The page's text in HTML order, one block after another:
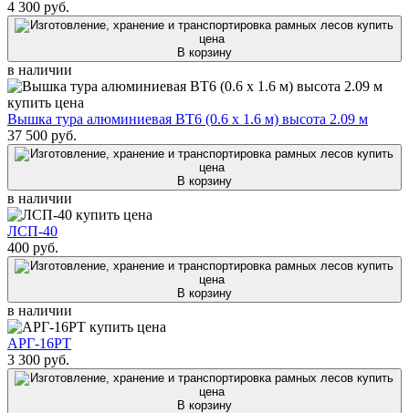
4 300 руб.
В корзину
в наличии
Вышка тура алюминиевая ВТ6 (0.6 х 1.6 м) высота 2.09 м
37 500 руб.
В корзину
в наличии
ЛСП-40
400 руб.
В корзину
в наличии
АРГ-16РТ
3 300 руб.
В корзину